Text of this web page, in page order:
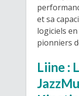
et sa
logiciels
pionniers
Liine :